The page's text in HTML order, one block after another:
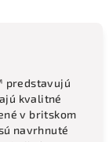
predstavujú
kvalitné
v britskom
navrhnuté